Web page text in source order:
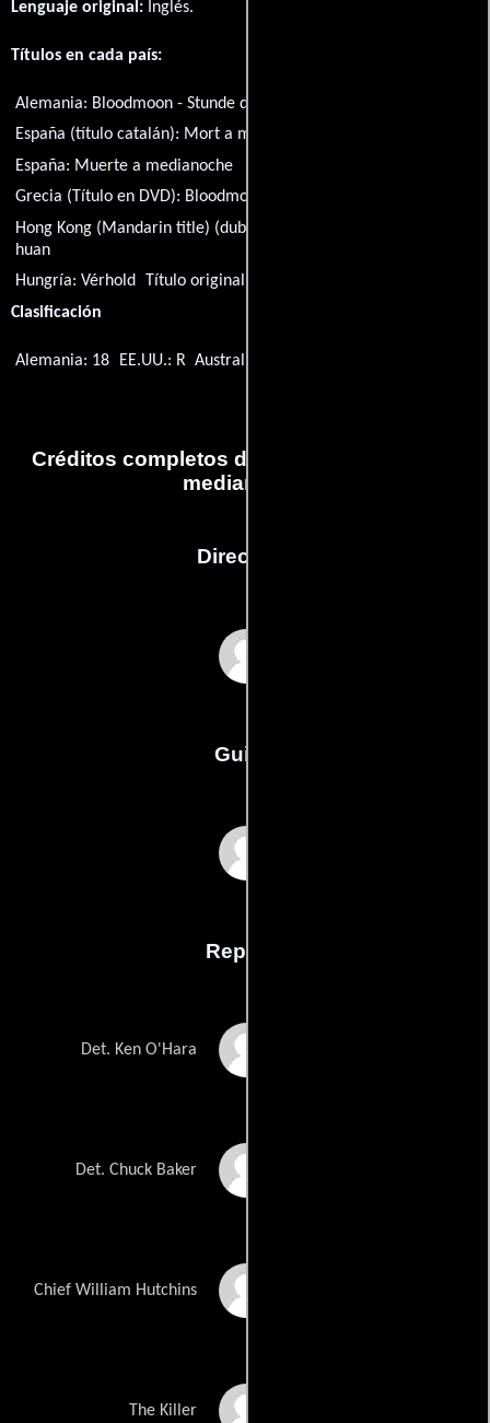
Lenguaje original: Inglés.
Títulos en cada país:
Alemania: Bloodmoon - Stunde des Killers
España (título catalán): Mort a mitjanit
España: Muerte a medianoche
Grecia (Título en DVD): Bloodmoon
Hong Kong (Mandarin title) (dubbed version):
huan
Hungría:Vérhold Título original:
Clasificación
Alemania: 18 EE.UU.: R Australia: M
Créditos completos de la película Muerte a
medianoche
Dirección
Guión
Reparto
Det. Ken O'Hara
Det. Chuck Baker
Chief William Hutchins
The Killer